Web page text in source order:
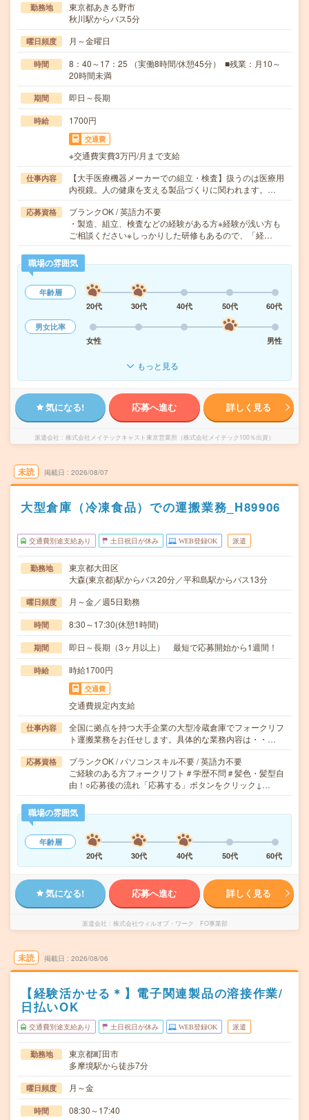
勤務地
東京都あきる野市
秋川駅からバス5分
曜日頻度 月～金曜日
時間
8：40～17：25 （実働8時間/休憩45分） ■残業：月10～
20時間未満
期間 即日～長期
時給 1700円
交通費
※交通費実費3万円/月まで支給
仕事内容
【大手医療機器メーカーでの組立・検査】扱うのは医療用
内視鏡。人の健康を支える製品づくりに関われます。…
応募資格
ブランクOK / 英語力不要
・製造、組立、検査などの経験がある方※経験が浅い方も
ご相談ください※しっかりした研修もあるので、「経…
職場の雰囲気
年齢層
20代
30代 40代 50代
60代
男女比率
女性
男性
もっと見る
気になる! 応募へ進む 詳しく見る
派遣会社 株式会社メイテックキャスト東京営業所（株式会社メイテック100％出資）
未読 掲載日 2026/08/07
大型倉庫（冷凍食品）での運搬業務_H89906
交通費別途支給あり 土日祝日が休み WEB登録OK 派遣
勤務地
東京都大田区
大森(東京都)駅からバス20分／平和島駅からバス13分
曜日頻度 月～金／週5日勤務
時間 8:30～17:30(休憩1時間)
期間 即日～長期（3ヶ月以上） 最短で応募開始から1週間！
時給 時給1700円
交通費
交通費規定内支給
仕事内容
全国に拠点を持つ大手企業の大型冷蔵倉庫でフォークリフ
ト運搬業務をお任せします。具体的な業務内容は・・…
応募資格
ブランクOK / パソコンスキル不要 / 英語力不要
ご経験のある方フォークリフト＃学歴不問＃髪色・髪型自
由！○応募後の流れ「応募する」ボタンをクリック↓…
職場の雰囲気
年齢層
20代
30代 40代 50代 60代
気になる! 応募へ進む 詳しく見る
派遣会社 株式会社ウィルオブ・ワーク FO事業部
未読 掲載日 2026/08/06
【経験活かせる＊】電子関連製品の溶接作業/
日払いOK
交通費別途支給あり 土日祝日が休み WEB登録OK 派遣
勤務地
東京都町田市
多摩境駅から徒歩7分
曜日頻度 月～金
時間 08:30～17:40